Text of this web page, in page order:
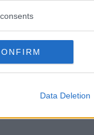
Data Deletion
Impreza,
och